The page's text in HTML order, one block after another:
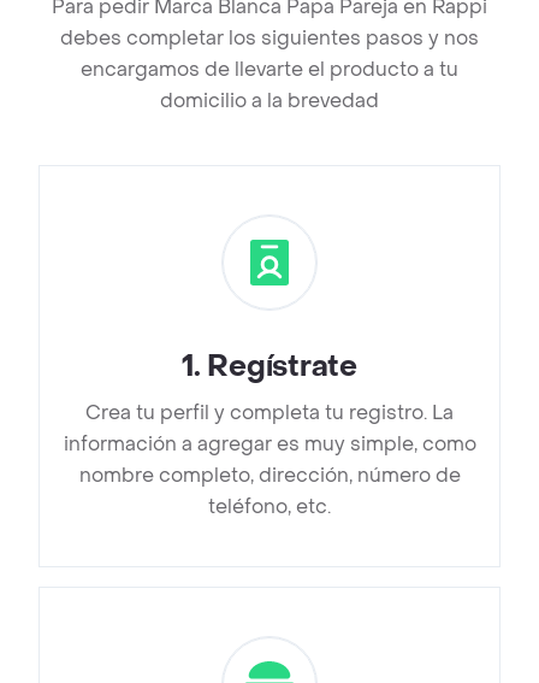
Para pedir Marca Blanca Papa Pareja en Rappi
debes completar los siguientes pasos y nos
encargamos de llevarte el producto a tu
domicilio a la brevedad
1. Regístrate
Crea tu perfil y completa tu registro. La
información a agregar es muy simple, como
nombre completo, dirección, número de
teléfono, etc.